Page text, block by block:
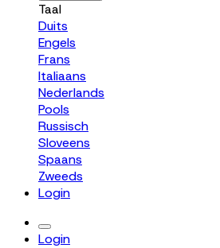
Taal
Duits
Engels
Frans
Italiaans
Nederlands
Pools
Russisch
Sloveens
Spaans
Zweeds
Login
Login